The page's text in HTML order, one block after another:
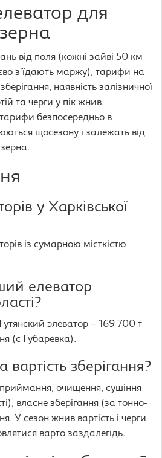
для
від поля (кожні зайві 50 км
зʼїдають маржу), тарифи на
наявність залізничної
та черги у пік жнив.
безпосередньо в
щосезону і залежать від
зерна.
у Харківської
із сумарною місткістю
елеватор
элеватор – 169 700 т
(с Губаревка).
зберігання?
очищення, сушіння
власне зберігання (за тонно-
У сезон жнив вартість і черги
варто заздалегідь.